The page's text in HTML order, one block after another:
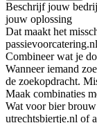
Beschrijf jouw
jouw oplossing
Dat maakt het
Combineer wat je
Wanneer iemand
de zoekopdracht.
Maak combinaties
Wat voor bier
utrechtsbiertje.nl of